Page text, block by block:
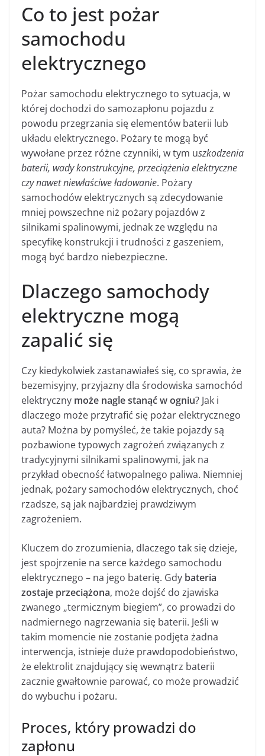
Co to jest pożar
samochodu
elektrycznego
Pożar samochodu elektrycznego to sytuacja, w
której dochodzi do samozapłonu pojazdu z
powodu przegrzania się elementów baterii lub
układu elektrycznego. Pożary te mogą być
wywołane przez różne czynniki, w tym uszkodzenia
baterii, wady konstrukcyjne, przeciążenia elektryczne
czy nawet niewłaściwe ładowanie. Pożary
samochodów elektrycznych są zdecydowanie
mniej powszechne niż pożary pojazdów z
silnikami spalinowymi, jednak ze względu na
specyfikę konstrukcji i trudności z gaszeniem,
mogą być bardzo niebezpieczne.
Dlaczego samochody
elektryczne mogą
zapalić się
Czy kiedykolwiek zastanawiałeś się, co sprawia, że
bezemisyjny, przyjazny dla środowiska samochód
elektryczny może nagle stanąć w ogniu? Jak i
dlaczego może przytrafić się pożar elektrycznego
auta? Można by pomyśleć, że takie pojazdy są
pozbawione typowych zagrożeń związanych z
tradycyjnymi silnikami spalinowymi, jak na
przykład obecność łatwopalnego paliwa. Niemniej
jednak, pożary samochodów elektrycznych, choć
rzadsze, są jak najbardziej prawdziwym
zagrożeniem.
Kluczem do zrozumienia, dlaczego tak się dzieje,
jest spojrzenie na serce każdego samochodu
elektrycznego – na jego baterię. Gdy bateria
zostaje przeciążona, może dojść do zjawiska
zwanego „termicznym biegiem”, co prowadzi do
nadmiernego nagrzewania się baterii. Jeśli w
takim momencie nie zostanie podjęta żadna
interwencja, istnieje duże prawdopodobieństwo,
że elektrolit znajdujący się wewnątrz baterii
zacznie gwałtownie parować, co może prowadzić
do wybuchu i pożaru.
Proces, który prowadzi do
zapłonu